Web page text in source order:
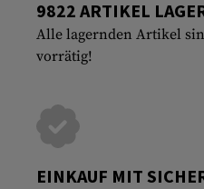
9822 ARTIKEL
Alle lagernden Artikel
vorrätig!
EINKAUF MIT